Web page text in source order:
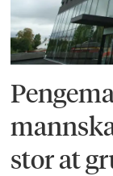
stor at